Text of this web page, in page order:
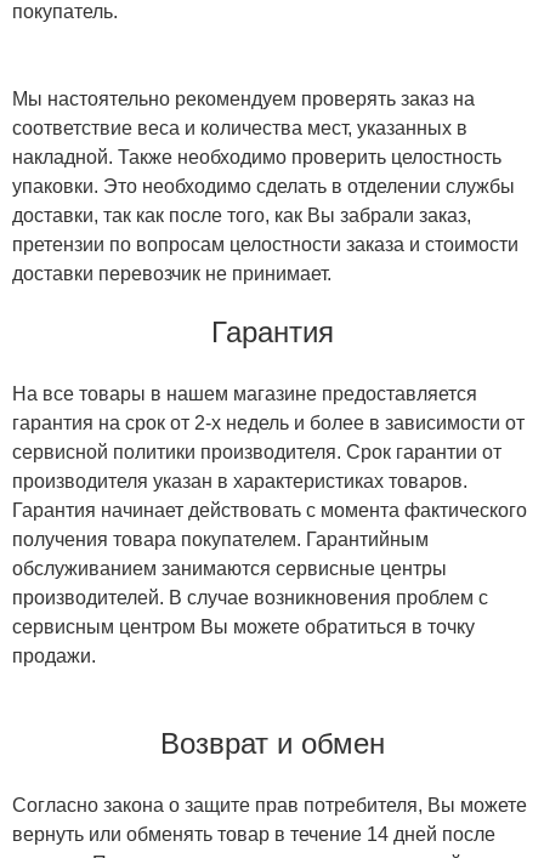
покупатель.
Мы настоятельно рекомендуем проверять заказ на
соответствие веса и количества мест, указанных в
накладной. Также необходимо проверить целостность
упаковки. Это необходимо сделать в отделении службы
доставки, так как после того, как Вы забрали заказ,
претензии по вопросам целостности заказа и стоимости
доставки перевозчик не принимает.
Гарантия
На все товары в нашем магазине предоставляется
гарантия на срок от 2-х недель и более в зависимости от
сервисной политики производителя. Срок гарантии от
производителя указан в характеристиках товаров.
Гарантия начинает действовать с момента фактического
получения товара покупателем. Гарантийным
обслуживанием занимаются сервисные центры
производителей. В случае возникновения проблем с
сервисным центром Вы можете обратиться в точку
продажи.
Возврат и обмен
Согласно закона о защите прав потребителя, Вы можете
вернуть или обменять товар в течение 14 дней после